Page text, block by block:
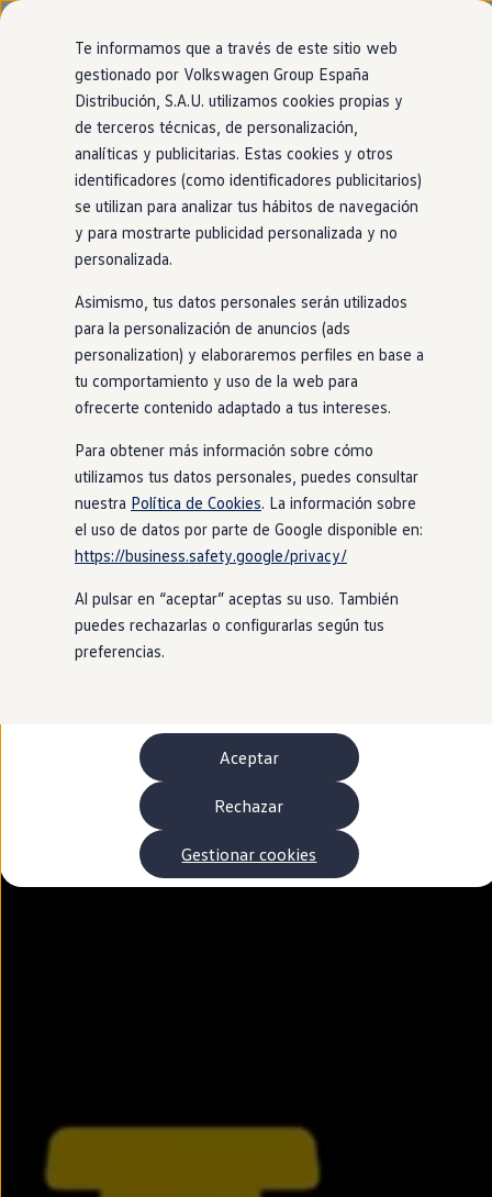
Ir
directamente
al contenido
Ir
directamente
al pie de
página
Nuevo ID. Cross
Vehículos Comerciales
Compra y ofertas
Volkswagen nuevo en stock
Volkswagen de ocasión
Financiación
My Renting
My Way
Seguros
Empresas
Autoescuelas
Eléctricos e híbridos
Más sobre híbridos
Plan Auto +
Etiquetas DGT
Simulador de autonomía, carga y ahorro
Carga y autonomía
Soluciones de carga
Tarifas de carga
Carga en casa
Modos de carga
Autonomía
Clientes y posventa
Club Volkswagen
Ofertas posventa
Beneficios Volkswagen
Asistencia en carretera
Servicios de movilidad
Garantía del fabricante
Buscar servicios para tu modelo
Volkswagen Apps, inicio de sesión y tienda
Conectar el móvil con el vehículo
Actualizaciones del software, los mapas y las
Mantenimiento y reparaciones
Revisiones e ITV
Aceite y líquidos del motor
Baterías
Carga
Te informamos que a través de este sitio web
gestionado por Volkswagen Group España
Distribución, S.A.U. utilizamos cookies propias y
de terceros técnicas, de personalización,
analíticas y publicitarias. Estas cookies y otros
identificadores (como identificadores publicitarios)
se utilizan para analizar tus hábitos de navegación
y para mostrarte publicidad personalizada y no
personalizada.
Asimismo, tus datos personales serán utilizados
para la personalización de anuncios (ads
personalization) y elaboraremos perfiles en base a
tu comportamiento y uso de la web para
ofrecerte contenido adaptado a tus intereses.
Para obtener más información sobre cómo
utilizamos tus datos personales, puedes consultar
nuestra Política de Cookies. La información sobre
el uso de datos por parte de Google disponible en:
https://business.safety.google/privacy/
Al pulsar en “aceptar” aceptas su uso. También
puedes rechazarlas o configurarlas según tus
preferencias.
Aceptar
Rechazar
Gestionar cookies